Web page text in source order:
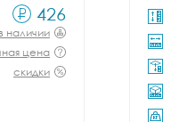
426
наличии
цена
скидки